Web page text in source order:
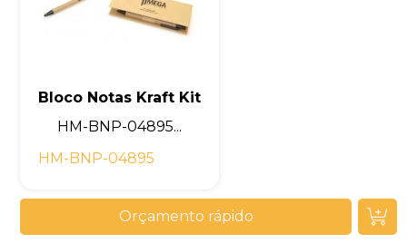
Bloco Notas Kraft Kit
HM-BNP-04895...
HM-BNP-04895
Orçamento rápido